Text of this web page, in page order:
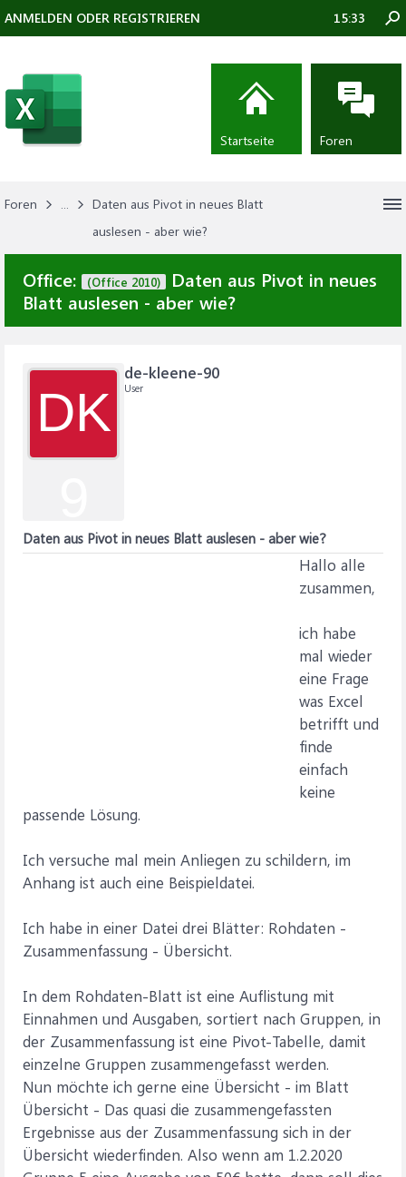
Foren ...
Daten aus Pivot in neues Blatt
auslesen - aber wie?
Office: (Office 2010)
Daten aus Pivot in neues
Blatt auslesen - aber wie?
DK
de-kleene-90
User
Daten aus Pivot in neues Blatt auslesen - aber wie?
Hallo alle
zusammen,
ich habe
mal wieder
eine Frage
was Excel
betrifft und
finde
einfach
keine
passende Lösung.
Ich versuche mal mein Anliegen zu schildern, im
Anhang ist auch eine Beispieldatei.
Ich habe in einer Datei drei Blätter: Rohdaten -
Zusammenfassung - Übersicht.
In dem Rohdaten-Blatt ist eine Auflistung mit
Einnahmen und Ausgaben, sortiert nach Gruppen, in
der Zusammenfassung ist eine Pivot-Tabelle, damit
einzelne Gruppen zusammengefasst werden.
Nun möchte ich gerne eine Übersicht - im Blatt
Übersicht - Das quasi die zusammengefassten
Ergebnisse aus der Zusammenfassung sich in der
Übersicht wiederfinden. Also wenn am 1.2.2020
ANMELDEN ODER REGISTRIEREN 15:33
Startseite Foren